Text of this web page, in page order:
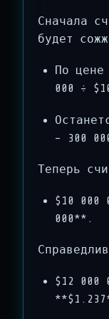
Сначала
будет
По
000 ÷
− 300
Теперь
$10 000
000**.
$12 000